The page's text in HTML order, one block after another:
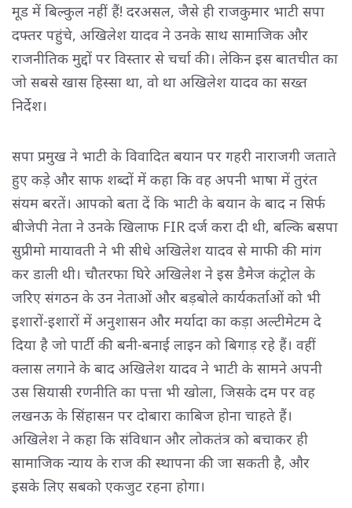
मूड में बिल्कुल नहीं हैं! दरअसल, जैसे ही राजकुमार भाटी सपा
दफ्तर पहुंचे, अखिलेश यादव ने उनके साथ सामाजिक और
राजनीतिक मुद्दों पर विस्तार से चर्चा की। लेकिन इस बातचीत का
जो सबसे खास हिस्सा था, वो था अखिलेश यादव का सख्त
निर्देश।
सपा प्रमुख ने भाटी के विवादित बयान पर गहरी नाराजगी जताते
हुए कड़े और साफ शब्दों में कहा कि वह अपनी भाषा में तुरंत
संयम बरतें। आपको बता दें कि भाटी के बयान के बाद न सिर्फ
बीजेपी नेता ने उनके खिलाफ FIR दर्ज करा दी थी, बल्कि बसपा
सुप्रीमो मायावती ने भी सीधे अखिलेश यादव से माफी की मांग
कर डाली थी। चौतरफा घिरे अखिलेश ने इस डैमेज कंट्रोल के
जरिए संगठन के उन नेताओं और बड़बोले कार्यकर्ताओं को भी
इशारों-इशारों में अनुशासन और मर्यादा का कड़ा अल्टीमेटम दे
दिया है जो पार्टी की बनी-बनाई लाइन को बिगाड़ रहे हैं। वहीं
क्लास लगाने के बाद अखिलेश यादव ने भाटी के सामने अपनी
उस सियासी रणनीति का पत्ता भी खोला, जिसके दम पर वह
लखनऊ के सिंहासन पर दोबारा काबिज होना चाहते हैं।
अखिलेश ने कहा कि संविधान और लोकतंत्र को बचाकर ही
सामाजिक न्याय के राज की स्थापना की जा सकती है, और
इसके लिए सबको एकजुट रहना होगा।